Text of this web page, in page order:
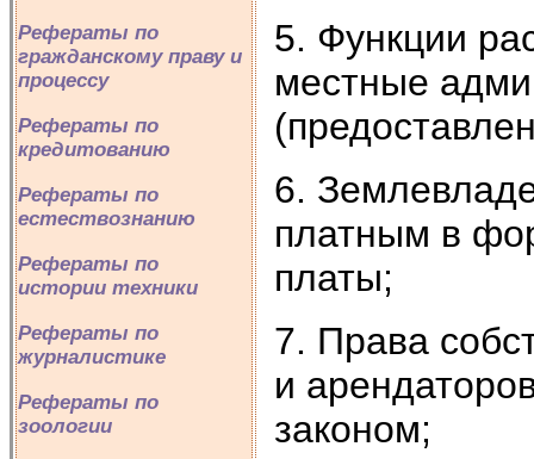
Рефераты по
гражданскому праву и
процессу
Рефераты по
кредитованию
Рефераты по
естествознанию
Рефераты по
истории техники
Рефераты по
журналистике
Рефераты по
зоологии
5. Функции
местные
6.
платным в
платы;
7. Права
и
законом;